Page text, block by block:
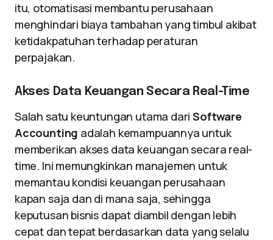
itu, otomatisasi membantu perusahaan
menghindari biaya tambahan yang timbul akibat
ketidakpatuhan terhadap peraturan
perpajakan.
Akses Data Keuangan Secara Real-Time
Salah satu keuntungan utama dariSoftware
Accounting adalah kemampuannya untuk
memberikan akses data keuangan secara real-
time. Ini memungkinkan manajemen untuk
memantau kondisi keuangan perusahaan
kapan saja dan di mana saja, sehingga
keputusan bisnis dapat diambil dengan lebih
cepat dan tepat berdasarkan data yang selalu